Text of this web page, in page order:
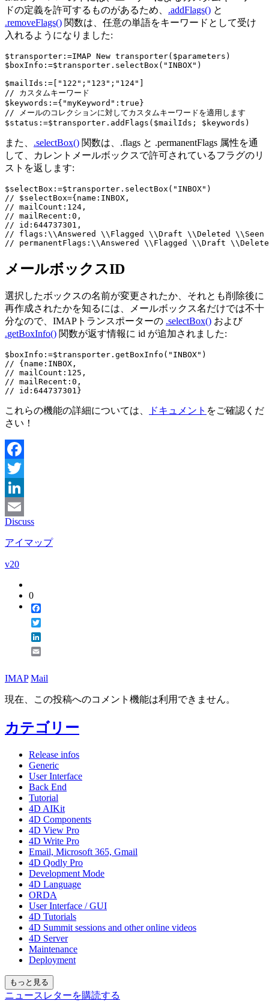
ドの定義を許可するものがあるため、 .addFlags() と
.removeFlags() 関数は、任意の単語をキーワードとして受け
入れるようになりました:
$transporter:=IMAP New transporter($parameters)
$boxInfo:=$transporter.selectBox("INBOX")
$mailIds:=["122";"123";"124"]
// カスタムキーワード
$keywords:={"myKeyword":true}
// メールのコレクションに対してカスタムキーワードを適用します
$status:=$transporter.addFlags($mailIds; $keywords)
また、 .selectBox() 関数は、.flags と .permanentFlags 属性を通
して、カレントメールボックスで許可されているフラグのリ
ストを返します:
$selectBox:=$transporter.selectBox("INBOX")
// $selectBox={name:INBOX,
// mailCount:124,
// mailRecent:0,
// id:644737301,
// flags:\\Answered \\Flagged \\Draft \\Deleted \\Seen
// permanentFlags:\\Answered \\Flagged \\Draft
メールボックスID
選択したボックスの名前が変更されたか、それとも削除後に
再作成されたかを知るには、メールボックス名だけでは不十
分なので、IMAPトランスポーターの .selectBox() および
.getBoxInfo() 関数が返す情報に id が追加されました:
$boxInfo:=$transporter.getBoxInfo("INBOX")
// {name:INBOX,
// mailCount:125,
// mailRecent:0,
// id:644737301}
これらの機能の詳細については、 ドキュメント をご確認くだ
さい！
Facebook
Twitter
LinkedIn
Email
Discuss
アイマップ
v20
0
IMAP Mail
現在、この投稿へのコメント機能は利用できません。
カテゴリー
Release infos
Generic
User Interface
Back End
Tutorial
4D AIKit
4D Components
4D View Pro
4D Write Pro
Email, Microsoft 365, Gmail
4D Qodly Pro
Development Mode
4D Language
ORDA
User Interface / GUI
4D Tutorials
4D Summit sessions and other online videos
4D Server
Maintenance
Deployment
もっと見る
ニュースレターを購読する